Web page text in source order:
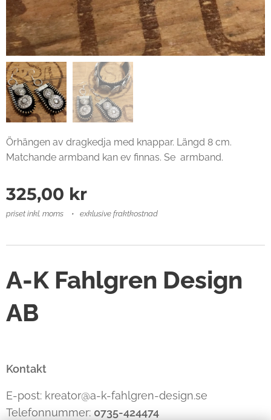
Örhängen av dragkedja med knappar. Längd 8 cm.
Matchande armband kan ev finnas. Se armband.
325,00 kr
priset inkl. moms exklusive fraktkostnad
A-K Fahlgren Design
AB
Kontakt
E-post: kreator@a-k-fahlgren-design.se
Telefonnummer: 0735-424474